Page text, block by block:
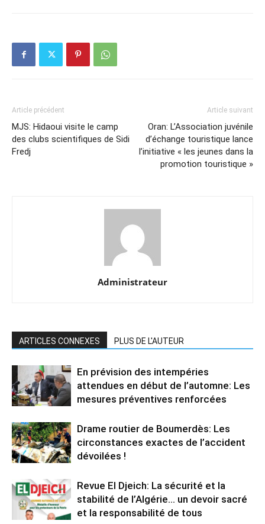
Article précédent
MJS: Hidaoui visite le camp
des clubs scientifiques de Sidi
Fredj
Article suivant
Oran: L’Association juvénile
d’échange touristique lance
l’initiative « les jeunes dans la
promotion touristique »
Administrateur
ARTICLES CONNEXES PLUS DE L'AUTEUR
En prévision des intempéries
attendues en début de l’automne: Les
mesures préventives renforcées
Drame routier de Boumerdès: Les
circonstances exactes de l’accident
dévoilées !
Revue El Djeich: La sécurité et la
stabilité de l’Algérie… un devoir sacré
et la responsabilité de tous